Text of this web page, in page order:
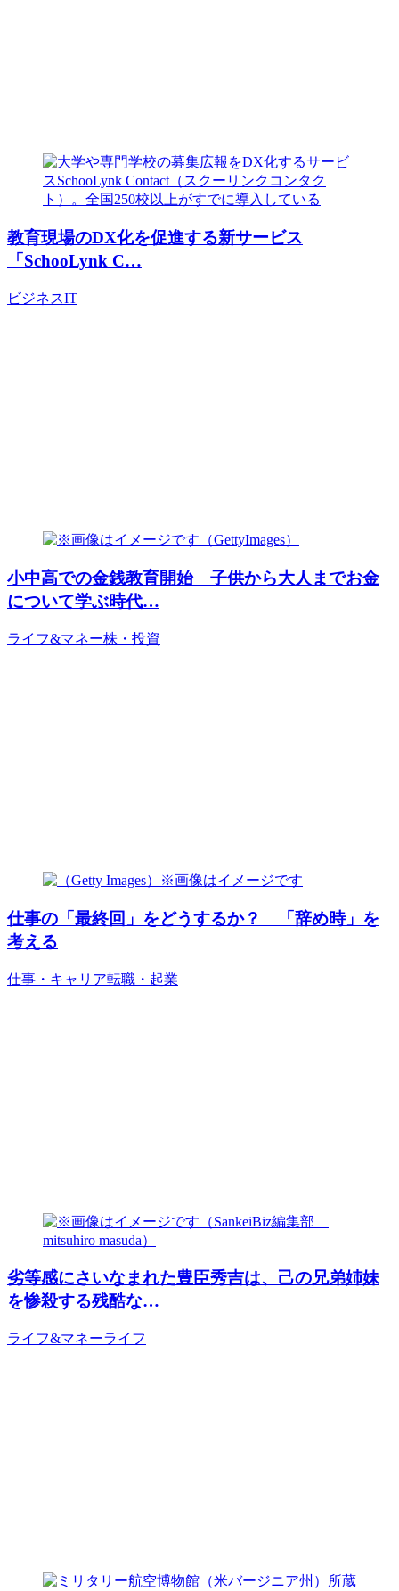
教育現場のDX化を促進する新サービス
「SchooLynk C…
ビジネスIT
小中高での金銭教育開始 子供から大人までお金
について学ぶ時代…
ライフ&マネー株・投資
仕事の「最終回」をどうするか？ 「辞め時」を
考える
仕事・キャリア転職・起業
劣等感にさいなまれた豊臣秀吉は、己の兄弟姉妹
を惨殺する残酷な…
ライフ&マネーライフ